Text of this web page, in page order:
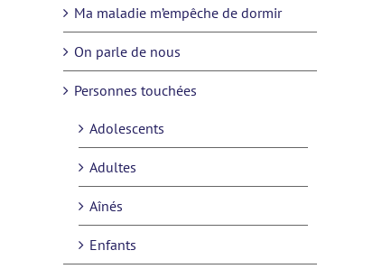
Ma maladie m’empêche de dormir
On parle de nous
Personnes touchées
Adolescents
Adultes
Aînés
Enfants